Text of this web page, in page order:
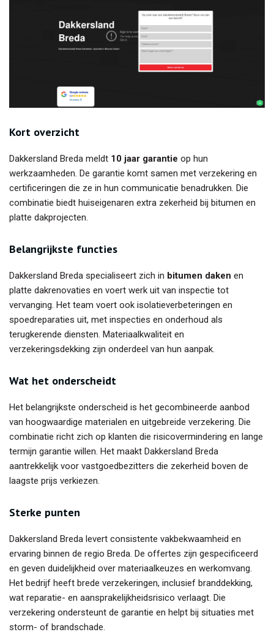
Kort overzicht
Dakkersland Breda meldt 10 jaar garantie op hun
werkzaamheden. De garantie komt samen met verzekering en
certificeringen die ze in hun communicatie benadrukken. Die
combinatie biedt huiseigenaren extra zekerheid bij bitumen en
platte dakprojecten.
Belangrijkste functies
Dakkersland Breda specialiseert zich in bitumen daken en
platte dakrenovaties en voert werk uit van inspectie tot
vervanging. Het team voert ook isolatieverbeteringen en
spoedreparaties uit, met inspecties en onderhoud als
terugkerende diensten. Materiaalkwaliteit en
verzekeringsdekking zijn onderdeel van hun aanpak.
Wat het onderscheidt
Het belangrijkste onderscheid is het gecombineerde aanbod
van hoogwaardige materialen en uitgebreide verzekering. Die
combinatie richt zich op klanten die risicovermindering en lange
termijn garantie willen. Het maakt Dakkersland Breda
aantrekkelijk voor vastgoedbezitters die zekerheid boven de
laagste prijs verkiezen.
Sterke punten
Dakkersland Breda levert consistente vakbekwaamheid en
ervaring binnen de regio Breda. De offertes zijn gespecificeerd
en geven duidelijkheid over materiaalkeuzes en werkomvang.
Het bedrijf heeft brede verzekeringen, inclusief branddekking,
wat reparatie- en aansprakelijkheidsrisico verlaagt. Die
verzekering ondersteunt de garantie en helpt bij situaties met
storm- of brandschade.